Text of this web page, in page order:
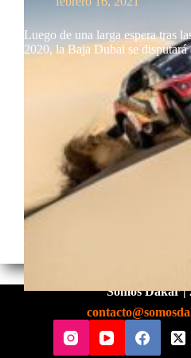
Luego de una larga espera tras
2020, la Baja Dubai se
Somos Dakar |